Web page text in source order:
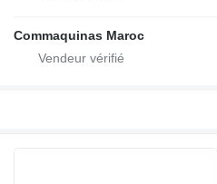
Commaquinas Maroc